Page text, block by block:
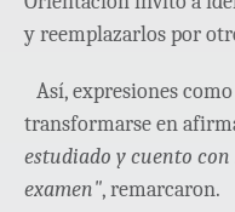
y reemplazarlos por
Así, expresiones como
transformarse en
estudiado y cuento
examen", remarcaron.